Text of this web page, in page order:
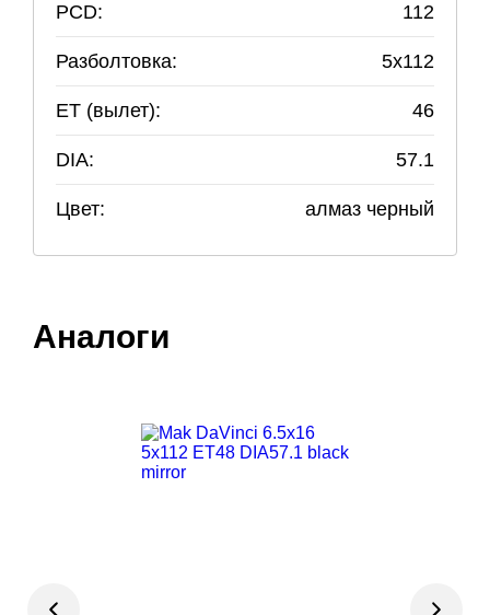
PCD: 112
Разболтовка: 5x112
ET (вылет): 46
DIA: 57.1
Цвет: алмаз черный
Аналоги